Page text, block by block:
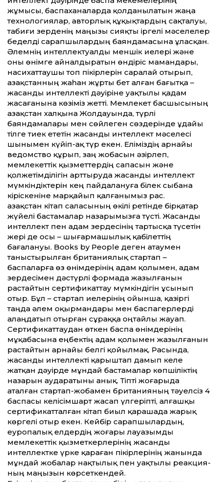
жұмысы, баспаханаларда қолданылатын жаңа
технологиялар, авторлық құқықтардың сақталуы,
табиғи зерденің маңызы сияқты іргелі мәселелер
беделді сарапшылардың баяндамасына ұласқан.
Әлемнің интеллектуалды меншік иелері және
оны өнімге айналдыратын өндіріс мамандары,
насихаттаушы топ пікірлерін саралай отырып,
Қазақстанның жаһан жұрты бет алған бағытқа –
жасанды интеллекті дәуіріне уақтылы қадам
жасағанына көзіміз жетті. Мемлекет басшысының
Қазақстан халқына Жолдауында, түрлі
баяндамалары мен сөйлеген сөздерінде ұдайы
тілге тиек ететін жасанды интеллект мәселесі
шынымен күйіп-ақ түр екен. Еліміздің арнайы
ведомство құрып, заң жобасын әзірлеп,
мемлекеттік қызметтердің сапасын және
қолжетімділігін арттыруда жасанды интеллект
мүмкіндіктерін кең пайдалануға білек сыбана
кіріскеніне марқайып қалғанымыз рас.
Қазақстан кітап саласының өкілі ретінде бірқатар
жүйелі бастамалар назарымызға түсті. Жасанды
интеллект пен адам зердесінің тартысқа түсетін
жері де осы – шығармашылық қабілеттің
бағалануы. Books by People деген атаумен
таныстырылған британиялық стартап –
баспаларға өз өнімдерінің адам қолымен, адам
зердесімен дәстүрлі формада жазылғанын
растайтын сертификаттау мүмкіндігін ұсынып
отыр. Бұл – стартап иелерінің ойынша, қазіргі
таңда әлем оқырмандары мен баспагерлерді
алаңдатып отырған сұраққа оңтайлы жауап.
Сертификаттаудан өткен баспа өнімдерінің
мұқабасына еңбектің адам қолымен жазылғанын
растайтын арнайы белгі қойылмақ. Расында,
жасанды интеллекті қарыштап дамып келе
жатқан дәуірде мұндай бастамалар көпшіліктің
назарын аударатыны анық. Тіпті жоғарыда
аталған стартап-жобамен британияның тәуелсіз 4
баспасы келісімшарт жасап үлгеріпті, алғашқы
сертификатталған кітап биыл қарашада жарық
көргелі отыр екен. Кейбір сарапшылардың,
еуропалық елдердің жоғары лауазымды
мемлекеттік қызметкерлерінің жасанды
интеллектке үрке қараған пікірлерінің жанында
мұндай жобалар нақтылық пен уақтылы реакция­
ның маңызын көрсеткендей.